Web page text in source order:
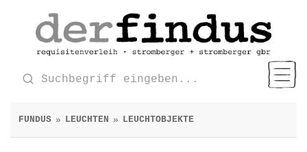
FUNDUS » LEUCHTEN » LEUCHTOBJEKTE